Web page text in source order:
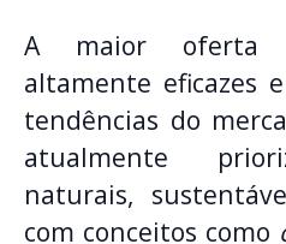
A maior oferta
altamente eficazes
tendências do
atualmente
naturais,
com conceitos como